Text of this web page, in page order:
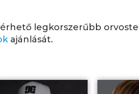
legkorszerűbb
ajánlását.